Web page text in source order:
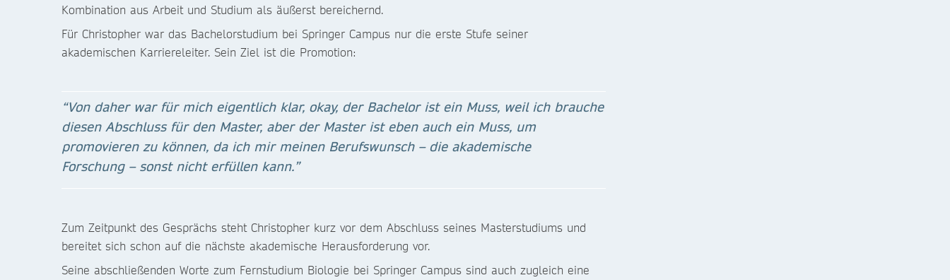
Kombination aus Arbeit und Studium als äußerst bereichernd.
Für Christopher war das Bachelorstudium bei Springer Campus nur die erste Stufe seiner
akademischen Karriereleiter. Sein Ziel ist die Promotion:
“Von daher war für mich eigentlich klar, okay, der Bachelor ist ein Muss, weil ich brauche
diesen Abschluss für den Master, aber der Master ist eben auch ein Muss, um
promovieren zu können, da ich mir meinen Berufswunsch – die akademische
Forschung – sonst nicht erfüllen kann.”
Zum Zeitpunkt des Gesprächs steht Christopher kurz vor dem Abschluss seines Masterstudiums und
bereitet sich schon auf die nächste akademische Herausforderung vor.
Seine abschließenden Worte zum Fernstudium Biologie bei Springer Campus sind auch zugleich eine